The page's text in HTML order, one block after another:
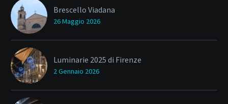
Brescello Viadana
26 Maggio 2026
Luminarie 2025 di Firenze
2 Gennaio 2026